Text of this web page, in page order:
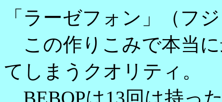
「ラーゼフォン」（フ
この作りこみで本当
てしまうクオリティ。